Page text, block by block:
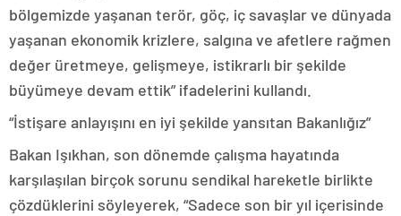
bölgemizde yaşanan terör, göç, iç savaşlar ve dünyada
yaşanan ekonomik krizlere, salgına ve afetlere rağmen
değer üretmeye, gelişmeye, istikrarlı bir şekilde
büyümeye devam ettik” ifadelerini kullandı.
“İstişare anlayışını en iyi şekilde yansıtan Bakanlığız”
Bakan Işıkhan, son dönemde çalışma hayatında
karşılaşılan birçok sorunu sendikal hareketle birlikte
çözdüklerini söyleyerek, “Sadece son bir yıl içerisinde